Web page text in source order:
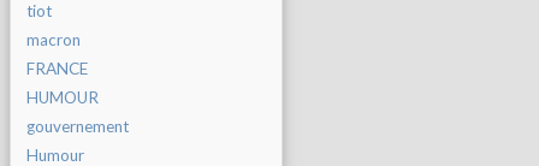
tiot
macron
FRANCE
HUMOUR
gouvernement
Humour